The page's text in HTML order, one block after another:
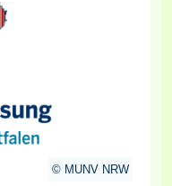
MUNV NRW